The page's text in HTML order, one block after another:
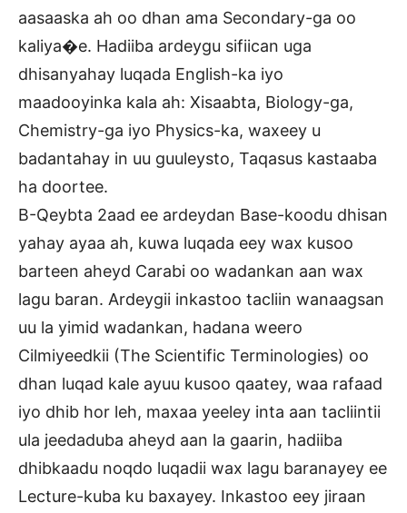
aasaaska ah oo dhan ama Secondary-ga oo
kaliya�e. Hadiiba ardeygu sifiican uga
dhisanyahay luqada English-ka iyo
maadooyinka kala ah: Xisaabta, Biology-ga,
Chemistry-ga iyo Physics-ka, waxeey u
badantahay in uu guuleysto, Taqasus kastaaba
ha doortee.
B-Qeybta 2aad ee ardeydan Base-koodu dhisan
yahay ayaa ah, kuwa luqada eey wax kusoo
barteen aheyd Carabi oo wadankan aan wax
lagu baran. Ardeygii inkastoo tacliin wanaagsan
uu la yimid wadankan, hadana weero
Cilmiyeedkii (The Scientific Terminologies) oo
dhan luqad kale ayuu kusoo qaatey, waa rafaad
iyo dhib hor leh, maxaa yeeley inta aan tacliintii
ula jeedaduba aheyd aan la gaarin, hadiiba
dhibkaadu noqdo luqadii wax lagu baranayey ee
Lecture-kuba ku baxayey. Inkastoo eey jiraan